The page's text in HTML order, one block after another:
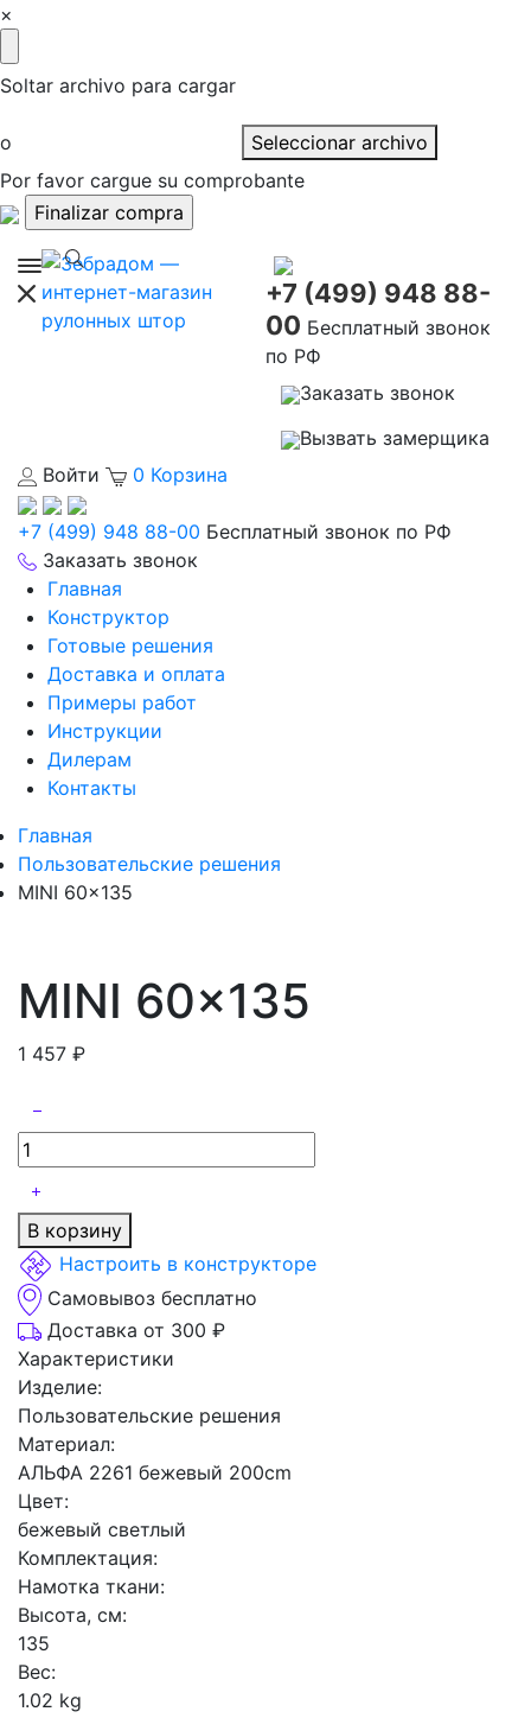
×
Soltar archivo para cargar
o
Seleccionar archivo
Por favor cargue su comprobante
+7 (499) 948 88-
00 Бесплатный звонок
по РФ
Заказать звонок
Вызвать замерщика
Войти
0 Корзина
+7 (499) 948 88-00 Бесплатный звонок по РФ
Заказать звонок
Главная
Конструктор
Готовые решения
Доставка и оплата
Примеры работ
Инструкции
Дилерам
Контакты
Главная
Пользовательские решения
MINI 60×135
MINI 60×135
1 457 ₽
В корзину
Настроить в конструкторе
Самовывоз бесплатно
Доставка от 300 ₽
Характеристики
Изделие:
Пользовательские решения
Материал:
АЛЬФА 2261 бежевый 200cm
Цвет:
бежевый светлый
Комплектация:
Намотка ткани:
Высота, см:
135
Вес:
1.02 kg